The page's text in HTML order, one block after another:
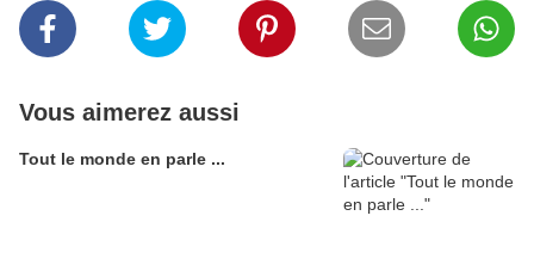
Vous aimerez aussi
Tout le monde en parle ...